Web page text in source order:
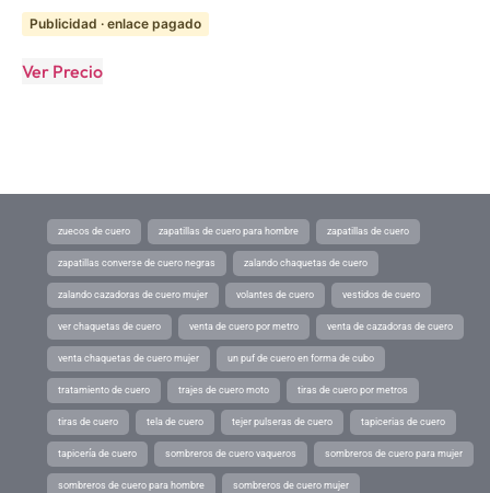
Publicidad · enlace pagado
Ver Precio
zuecos de cuero zapatillas de cuero para hombre zapatillas de cuero
zapatillas converse de cuero negras zalando chaquetas de cuero
zalando cazadoras de cuero mujer volantes de cuero vestidos de cuero
ver chaquetas de cuero venta de cuero por metro venta de cazadoras de cuero
venta chaquetas de cuero mujer un puf de cuero en forma de cubo
tratamiento de cuero trajes de cuero moto tiras de cuero por metros
tiras de cuero tela de cuero tejer pulseras de cuero tapicerias de cuero
tapicería de cuero sombreros de cuero vaqueros sombreros de cuero para mujer
sombreros de cuero para hombre sombreros de cuero mujer